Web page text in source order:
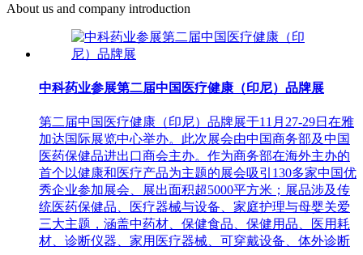
About us and company introduction
中科药业参展第二届中国医疗健康（印尼）品牌展
第二届中国医疗健康（印尼）品牌展于11月27-29日在雅
加达国际展览中心举办。此次展会由中国商务部及中国
医药保健品进出口商会主办。作为商务部在海外主办的
首个以健康和医疗产品为主题的展会吸引130多家中国优
秀企业参加展会、展出面积超5000平方米；展品涉及传
统医药保健品、医疗器械与设备、家庭护理与母婴关爱
三大主题，涵盖中药材、保健食品、保健用品、医用耗
材、诊断仪器、家用医疗器械、可穿戴设备、体外诊断